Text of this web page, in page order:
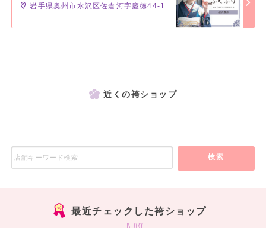
岩手県奥州市水沢区佐倉河字慶徳44-1
近くの袴ショップ
検索
最近チェックした袴ショップ
history